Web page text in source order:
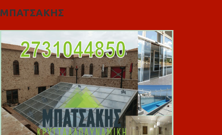
ΜΠΑΤΣΑΚΗΣ